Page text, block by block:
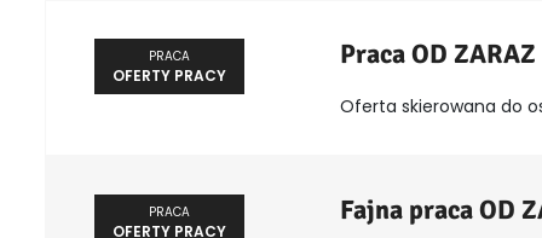
PRACA
OFERTY PRACY
Praca OD ZARAZ
Oferta skierowana do
PRACA
OFERTY PRACY
Fajna praca OD